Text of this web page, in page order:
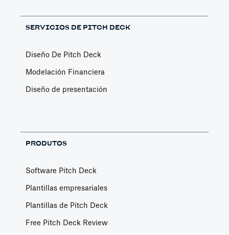
SERVICIOS DE PITCH DECK
Diseño De Pitch Deck
Modelación Financiera
Diseño de presentación
PRODUTOS
Software Pitch Deck
Plantillas empresariales
Plantillas de Pitch Deck
Free Pitch Deck Review